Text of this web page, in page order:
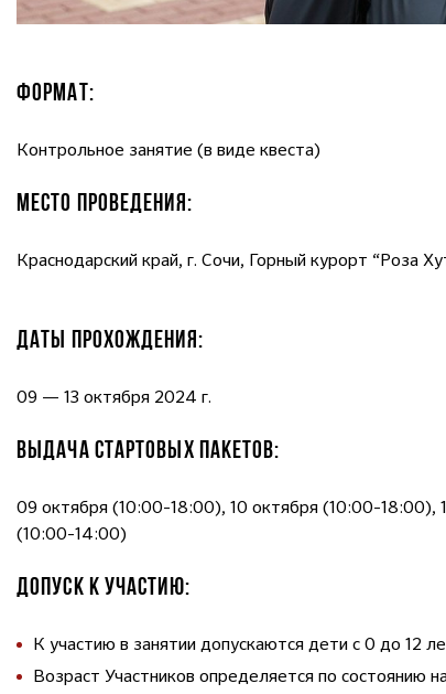
ФОРМАТ:
Контрольное занятие (в виде квеста)
МЕСТО ПРОВЕДЕНИЯ:
Краснодарский край, г. Сочи, Горный курорт “Роза
ДАТЫ ПРОХОЖДЕНИЯ:
09 — 13 октября 2024 г.
ВЫДАЧА СТАРТОВЫХ ПАКЕТОВ:
09 октября (10:00-18:00), 10 октября (10:00-18:00),
(10:00-14:00)
ДОПУСК К УЧАСТИЮ:
К участию в занятии допускаются дети с 0 до 12
Возраст Участников определяется по состоянию